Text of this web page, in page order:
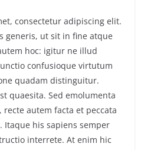
consectetur adipiscing elit.
generis, ut sit in fine atque
hoc: igitur ne illud
confusioque virtutum
quadam distinguitur.
quaesita. Sed emolumenta
autem facta et peccata
his sapiens semper
interrete. At enim hic